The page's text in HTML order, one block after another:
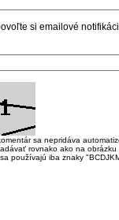
si emailové
sa nepridáva
rovnako ako na
používajú iba znaky